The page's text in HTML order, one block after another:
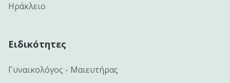
Ηράκλειο
Ειδικότητες
Γυναικολόγος - Μαιευτήρας